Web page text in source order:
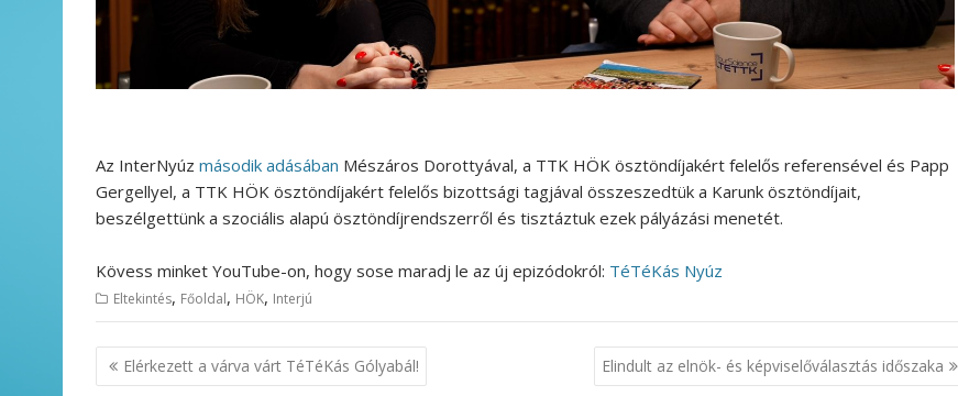
Az InterNyúz második adásában Mészáros Dorottyával, a TTK HÖK ösztöndíjakért felelős referensével és Papp
Gergellyel, a TTK HÖK ösztöndíjakért felelős bizottsági tagjával összeszedtük a Karunk ösztöndíjait,
beszélgettünk a szociális alapú ösztöndíjrendszerről és tisztáztuk ezek pályázási menetét.
Kövess minket YouTube-on, hogy sose maradj le az új epizódokról: TéTéKás Nyúz
Eltekintés, Főoldal, HÖK, Interjú
Bejegyzés
navigáció
Elérkezett a várva várt TéTéKás Gólyabál! Elindult az elnök- és képviselőválasztás időszaka